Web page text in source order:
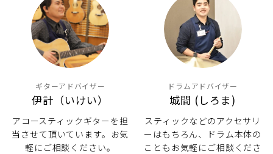
ギターアドバイザー
伊計（いけい）
アコースティックギターを担
当させて頂いています。お気
軽にご相談ください。
ドラムアドバイザー
城間 (しろま)
スティックなどのアクセサリ
ーはもちろん、ドラム本体の
こともお気軽にご相談くださ